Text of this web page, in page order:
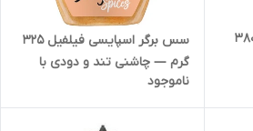
تک فاز فیلفیل 380
سس برگر اسپایسی فیلفیل 325
گرم — چاشنی تند و دودی با
آووکادو | کد 1819
ناموجود